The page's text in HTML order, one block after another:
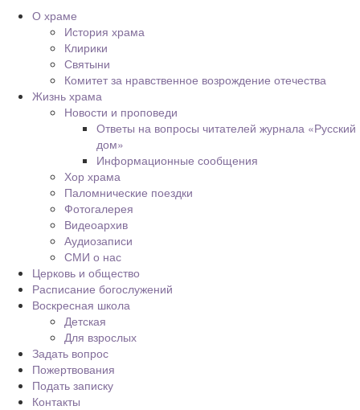
О храме
История храма
Клирики
Святыни
Комитет за нравственное возрождение отечества
Жизнь храма
Новости и проповеди
Ответы на вопросы читателей журнала «Русский
дом»
Информационные сообщения
Хор храма
Паломнические поездки
Фотогалерея
Видеоархив
Аудиозаписи
СМИ о нас
Церковь и общество
Расписание богослужений
Воскресная школа
Детская
Для взрослых
Задать вопрос
Пожертвования
Подать записку
Контакты